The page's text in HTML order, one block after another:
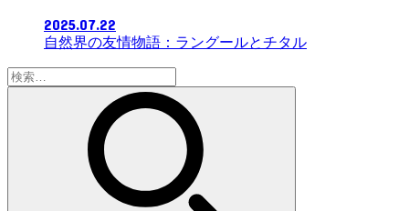
2025.07.22
自然界の友情物語：ラングールとチタル
検
索: